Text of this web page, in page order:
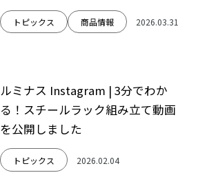
トピックス 商品情報 2026.03.31
ルミナス Instagram | 3分でわか
る！スチールラック組み立て動画
を公開しました
トピックス 2026.02.04